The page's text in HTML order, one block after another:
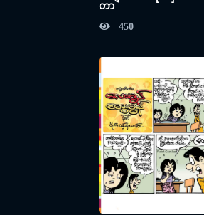
တာ
450